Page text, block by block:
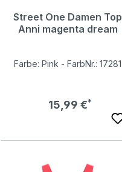
Street One Damen Top
Anni magenta dream
Farbe: Pink - FarbNr.: 17281
Regulärer Preis:
15,99 €